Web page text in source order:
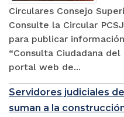
Circulares Consejo
Consulte la Circular
para publicar
“Consulta Ciudadana
portal web de...
Servidores judiciales
suman a la